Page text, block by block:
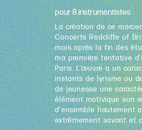
pour 8 instrumentistes
La création de ce
Concerts Redcliffe of
mois après la fin des
ma première tentative
Paris. L'œuvre a un
instants de lyrisme ou
de jeunesse une
élément motivique son
d'ensemble hautement
extrêmement savant et